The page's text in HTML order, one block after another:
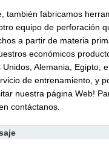
también fabricamos
equipo de perforación
a partir de materia
económicos
Unidos, Alemania, Egipto,
de entrenamiento, y
nuestra página Web!
contáctanos.